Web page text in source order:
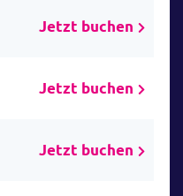
Jetzt buchen
Jetzt buchen
Jetzt buchen